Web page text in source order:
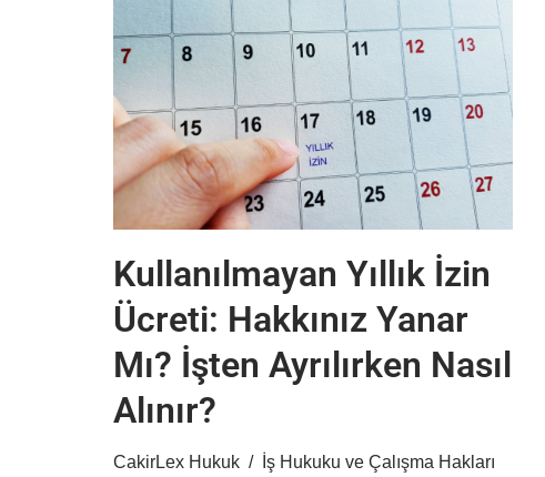
Kullanılmayan Yıllık İzin
Ücreti: Hakkınız Yanar
Mı? İşten Ayrılırken Nasıl
Alınır?
CakirLex Hukuk İş Hukuku ve Çalışma Hakları